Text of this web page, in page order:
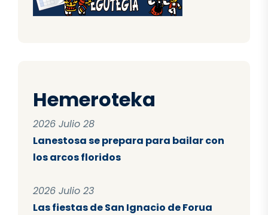
Hemeroteka
2026 Julio 28
Lanestosa se prepara para bailar con
los arcos floridos
2026 Julio 23
Las fiestas de San Ignacio de Forua